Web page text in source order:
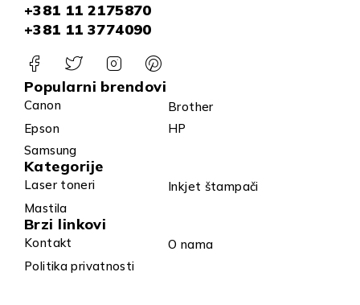
+381 11 2175870
+381 11 3774090
Popularni brendovi
Canon
Brother
Epson
HP
Samsung
Kategorije
Laser toneri
Inkjet štampači
Mastila
Brzi linkovi
Kontakt
O nama
Politika privatnosti